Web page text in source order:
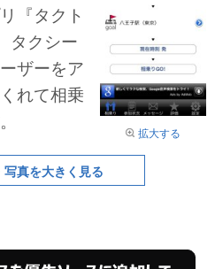
拡大する
『タクト
タクシー
ザーをア
れて相乗
真を大きく見る